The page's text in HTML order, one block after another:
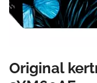
Original